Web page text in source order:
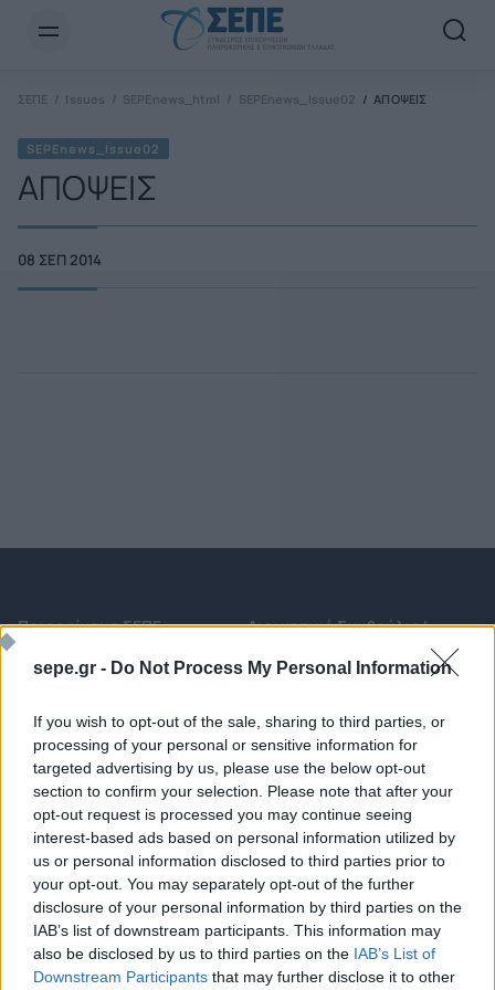
sepe.gr - Do Not Process My Personal Information
If you wish to opt-out of the sale, sharing to third parties, or
processing of your personal or sensitive information for
targeted advertising by us, please use the below opt-out
section to confirm your selection. Please note that after your
opt-out request is processed you may continue seeing
interest-based ads based on personal information utilized by
us or personal information disclosed to third parties prior to
your opt-out. You may separately opt-out of the further
disclosure of your personal information by third parties on the
IAB’s list of downstream participants. This information may
also be disclosed by us to third parties on the IAB’s List of
Downstream Participants that may further disclose it to other
ΣΕΠΕ Issues SEPEnews_html SEPEnews_Issue02 ΑΠΟΨΕΙΣ
SEPEnews_Issue02
ΑΠΟΨΕΙΣ
08 ΣΕΠ 2014
Ποιος είναι ο ΣΕΠΕ
Καταστατικό
Κανονισμός Διαιτησίας
Ιστορικό
Διοικητικό Συμβούλιο/
Διοικητικό Προσωπικό &
Επιχειρήσεις - Μέλη
Εγγραφή Νέου Μέλους
Προνόμια Μελών
Επιτροπές & Ομάδες
Εργασίας
Εκδηλώσεις
Προκηρύξεις -
Τεχνολογικά Νέα
Έρευνες - Μελέτες
Άρθρα & Συνεντεύξεις
Οικονομία
Newsletter Email*